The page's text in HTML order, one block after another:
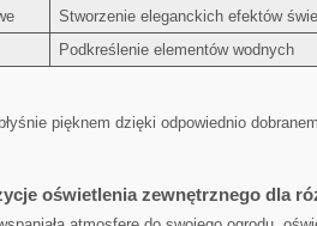
Stworzenie ‌eleganckich efektów
Podkreślenie elementów wodnych
pięknem ⁢dzięki odpowiednio
oświetlenia⁤ zewnętrznego dla